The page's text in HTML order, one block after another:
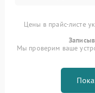
Цены в прайс-листе
Мы проверим ваше